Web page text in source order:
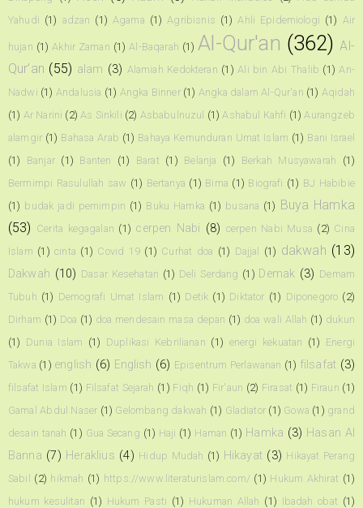
Yahudi (1) adzan (1) Agama (1) Agribisnis (1) Ahli Epidemiologi (1) Air
hujan (1) Akhir Zaman (1) Al-Baqarah (1) Al-Qur'an (362) Al-
Qur’an (55) alam (3) Alamiah Kedokteran (1) Ali bin Abi Thalib (1) An-
Nadwi (1) Andalusia (1) Angka Binner (1) Angka dalam Al-Qur'an (1) Aqidah
(1) Ar Narini (2) As Sinkili (2) Asbabulnuzul (1) Ashabul Kahfi (1) Aurangzeb
alamgir (1) Bahasa Arab (1) Bahaya Kemunduran Umat Islam (1) Bani Israel
(1)
Banjar (1) Banten (1) Barat (1) Belanja (1) Berkah Musyawarah
(1)
Bermimpi Rasulullah saw (1) Bertanya (1) Bima (1) Biografi (1) BJ Habibie
(1) budak jadi pemimpin (1) Buku Hamka (1) busana (1) Buya Hamka
(53) Cerita kegagalan (1) cerpen Nabi (8) cerpen Nabi Musa (2) Cina
Islam (1) cinta (1) Covid 19 (1) Curhat doa (1) Dajjal (1) dakwah (13)
Dakwah (10) Dasar Kesehatan (1) Deli Serdang (1) Demak (3) Demam
Tubuh (1) Demografi Umat Islam (1) Detik (1) Diktator (1) Diponegoro (2)
Dirham (1) Doa (1) doa mendesain masa depan (1) doa wali Allah (1) dukun
(1) Dunia Islam (1) Duplikasi Kebrilianan (1) energi kekuatan (1) Energi
Takwa (1) english (6) English (6) Episentrum Perlawanan (1) filsafat (3)
filsafat Islam (1) Filsafat Sejarah (1) Fiqh (1) Fir'aun (2) Firasat (1) Firaun (1)
Gamal Abdul Naser (1) Gelombang dakwah (1) Gladiator (1) Gowa (1) grand
desain tanah (1) Gua Secang (1) Haji (1) Haman (1) Hamka (3) Hasan Al
Banna (7) Heraklius (4) Hidup Mudah (1) Hikayat (3) Hikayat Perang
Sabil
(2) hikmah (1) https://www.literaturislam.com/ (1) Hukum Akhirat (1)
hukum kesulitan (1) Hukum Pasti (1) Hukuman Allah (1) Ibadah obat (1)